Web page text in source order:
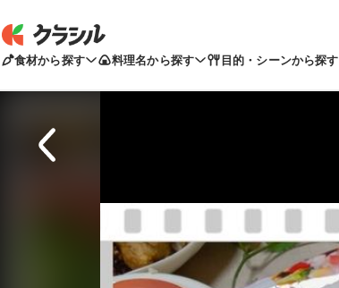
食材から探す 料理名から探す 目的・シーンから探す